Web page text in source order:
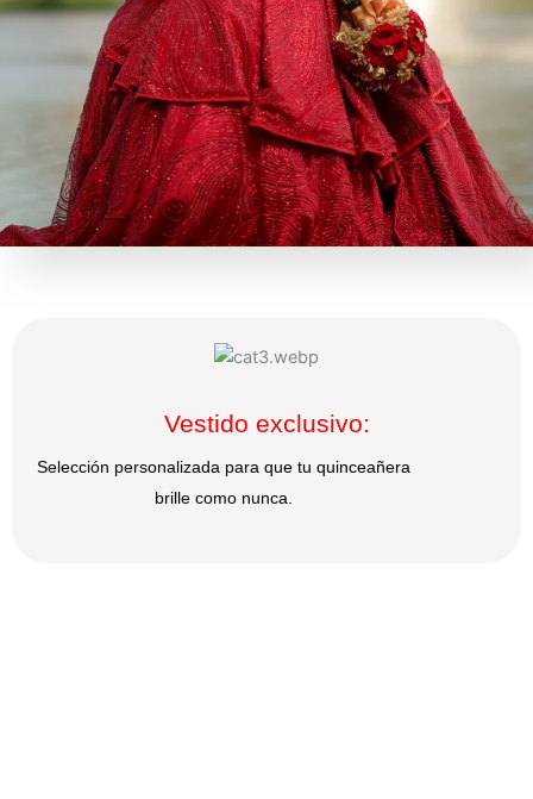
Vestido exclusivo:
Selección personalizada para que tu quinceañera
brille como nunca.